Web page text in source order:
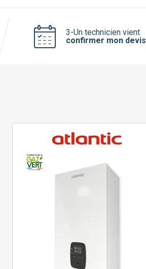
3-Un technicien vient
confirmer mon devis